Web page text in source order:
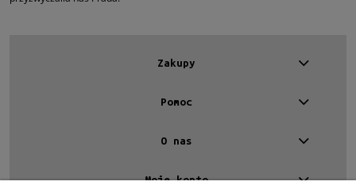
Zakupy
Pomoc
O nas
Moje konto